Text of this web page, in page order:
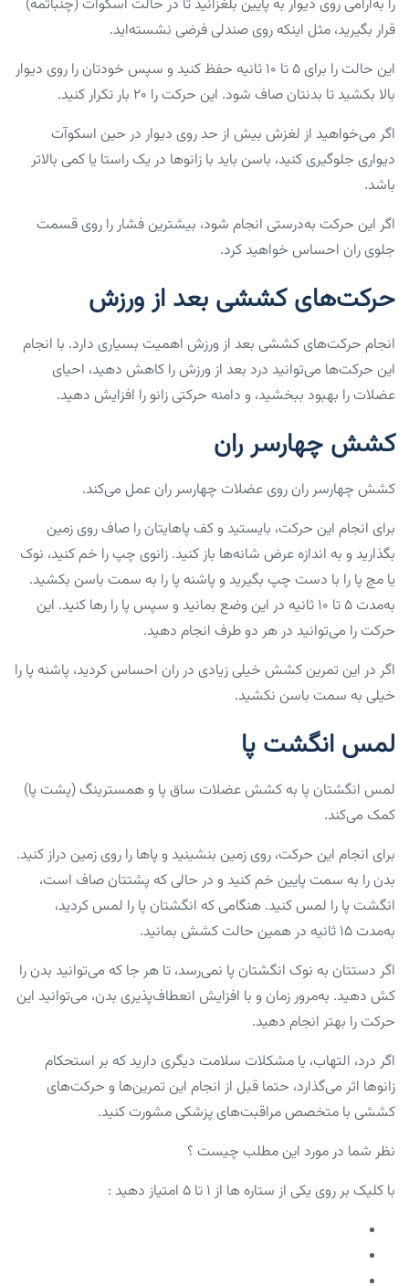
را به‌آرامی روی دیوار به پایین بلغزانید تا در حالت اسکوآت (چنباتمه)
قرار بگیرید، مثل اینکه روی صندلی فرضی نشسته‌اید.
این حالت را برای ۵ تا ۱۰ ثانیه حفظ کنید و سپس خودتان را روی دیوار
بالا بکشید تا بدنتان صاف شود. این حرکت را ۲۰ بار تکرار کنید.
اگر می‌خواهید از لغزش بیش از حد روی دیوار در حین اسکوآت
دیواری جلوگیری کنید، باسن باید با زانوها در یک راستا یا کمی بالاتر
باشد.
اگر این حرکت به‌درستی انجام شود، بیشترین فشار را روی قسمت
جلوی ران احساس خواهید کرد.
حرکت‌های کششی بعد از ورزش
انجام حرکت‌های کششی بعد از ورزش اهمیت بسیاری دارد. با انجام
این حرکت‌ها می‌توانید درد بعد از ورزش را کاهش دهید، احیای
عضلات را بهبود ببخشید، و دامنه حرکتی زانو را افزایش دهید.
کشش چهارسر ران
کشش چهارسر ران روی عضلات چهارسر ران عمل می‌کند.
برای انجام این حرکت، بایستید و کف پاهایتان را صاف روی زمین
بگذارید و به اندازه عرض شانه‌ها باز کنید. زانوی چپ را خم کنید، نوک
یا مچ پا را با دست چپ بگیرید و پاشنه پا را به سمت باسن بکشید.
به‌مدت ۵ تا ۱۰ ثانیه در این وضع بمانید و سپس پا را رها کنید. این
حرکت را می‌توانید در هر دو طرف انجام دهید.
اگر در این تمرین کشش خیلی زیادی در ران احساس کردید، پاشنه پا را
خیلی به سمت باسن نکشید.
لمس انگشت پا
لمس انگشتان پا به کشش عضلات ساق پا و همسترینگ (پشت پا)
کمک می‌کند.
برای انجام این حرکت، روی زمین بنشینید و پاها را روی زمین دراز کنید.
بدن را به سمت پایین خم کنید و در حالی که پشتتان صاف است،
انگشت پا را لمس کنید. هنگامی که انگشتان پا را لمس کردید،
به‌مدت ۱۵ ثانیه در همین حالت کشش بمانید.
اگر دستتان به نوک انگشتان پا نمی‌رسد، تا هر جا که می‌توانید بدن را
کش دهید. به‌مرور زمان و با افزایش انعطاف‌پذیری بدن، می‌توانید این
حرکت را بهتر انجام دهید.
اگر درد، التهاب، یا مشکلات سلامت دیگری دارید که بر استحکام
زانوها اثر می‌گذارد، حتما قبل از انجام این تمرین‌ها و حرکت‌های
کششی با متخصص مراقبت‌های پزشکی مشورت کنید.
نظر شما در مورد این مطلب چیست ؟
با کلیک بر روی یکی از ستاره ها از ۱ تا ۵ امتیاز دهید :